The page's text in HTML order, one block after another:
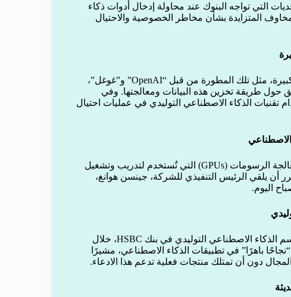
التي تواجه البنوك عند محاولة إدخال أدوات ذكاء
المتزايدة بشأن مخاطر الخصوصية والاحتيال
تشير تقارير الخصوصية إلى أن نماذج اللغات الكبيرة، مثل تلك المطورة من قبل “OpenAI” و”غوغل”،
حول طريقة تخزين هذه البيانات ومعالجتها. وفي
الذكاء الاصطناعي التوليدي في عمليات احتيال
الاصطناعي
تعد شركة “إنفيديا” من أبرز مطوري وحدات معالجة الرسومات (GPUs) التي تُستخدم لتدريب وتشغيل
أن يلقي الرئيس التنفيذي للشركة، جينسن هوانغ،
اليوم.
في العام الماضي، صرّح إدوارد أختنر، رئيس قسم الذكاء الاصطناعي التوليدي في بنك HSBC، خلال
باهرًا” في تطبيقات الذكاء الاصطناعي، مشيرًا
دون أن تمتلك منتجات فعلية تدعم هذا الادعاء.